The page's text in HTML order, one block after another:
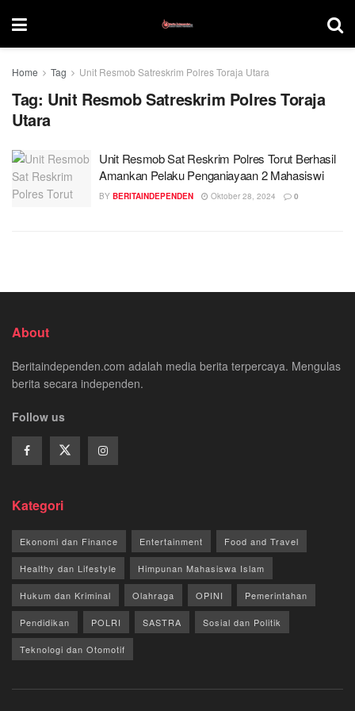
Home Tag Unit Resmob Satreskrim Polres Toraja Utara
Tag: Unit Resmob Satreskrim Polres Toraja
Utara
Unit Resmob Sat Reskrim Polres Torut Berhasil
Amankan Pelaku Penganiayaan 2 Mahasiswi
BY BERITAINDEPENDEN Oktober 28, 2024 0
About
Beritaindependen.com adalah media berita terpercaya. Mengulas
berita secara independen.
Follow us
Kategori
Ekonomi dan Finance Entertainment Food and Travel
Healthy dan Lifestyle Himpunan Mahasiswa Islam
Hukum dan Kriminal Olahraga OPINI Pemerintahan
Pendidikan POLRI SASTRA Sosial dan Politik
Teknologi dan Otomotif